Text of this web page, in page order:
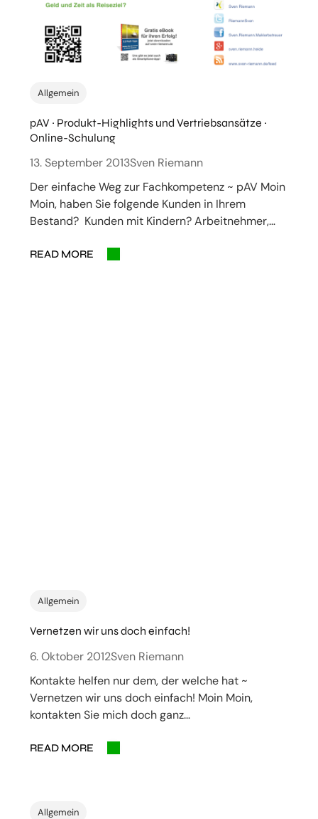
Allgemein
pAV ~ Produkt-Highlights und Vertriebsansätze ~
Online-Schulung
13. September 2013Sven Riemann
Der einfache Weg zur Fachkompetenz ~ pAV Moin
Moin, haben Sie folgende Kunden in Ihrem
Bestand? Kunden mit Kindern? Arbeitnehmer,…
READ MORE
Allgemein
Vernetzen wir uns doch einfach!
6. Oktober 2012Sven Riemann
Kontakte helfen nur dem, der welche hat ~
Vernetzen wir uns doch einfach! Moin Moin,
kontakten Sie mich doch ganz…
READ MORE
Allgemein